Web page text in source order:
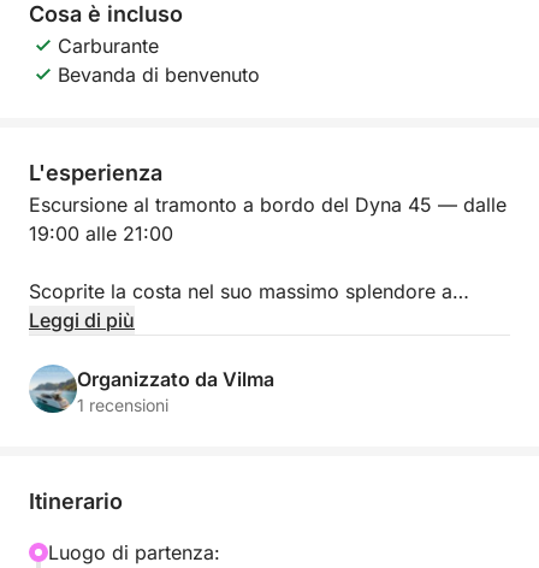
Cosa è incluso
Carburante
Bevanda di benvenuto
L'esperienza
Escursione al tramonto a bordo del Dyna 45 — dalle
19:00 alle 21:00
Scoprite la costa nel suo massimo splendore a
bordo del nostro Dyna 45, durante un'esclusiva
21:00.
Godetevi la vista panoramica della costa dal
musica preferita e scattate foto indimenticabili
Leggi di più
Organizzato da Vilma
1 recensioni
Itinerario
Luogo di partenza: